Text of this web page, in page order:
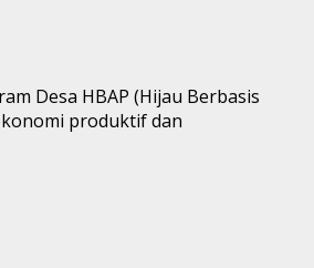
Desa HBAP (Hijau Berbasis
produktif dan